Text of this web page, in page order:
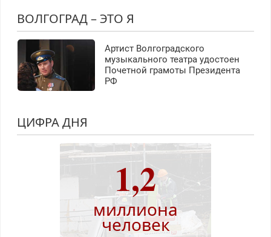
ВОЛГОГРАД – ЭТО Я
Артист Волгоградского
музыкального театра удостоен
Почетной грамоты Президента
РФ
ЦИФРА ДНЯ
1,2
миллиона
человек